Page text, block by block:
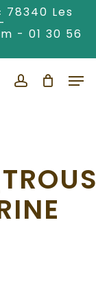
Les
- 01 30 56
account
Menu